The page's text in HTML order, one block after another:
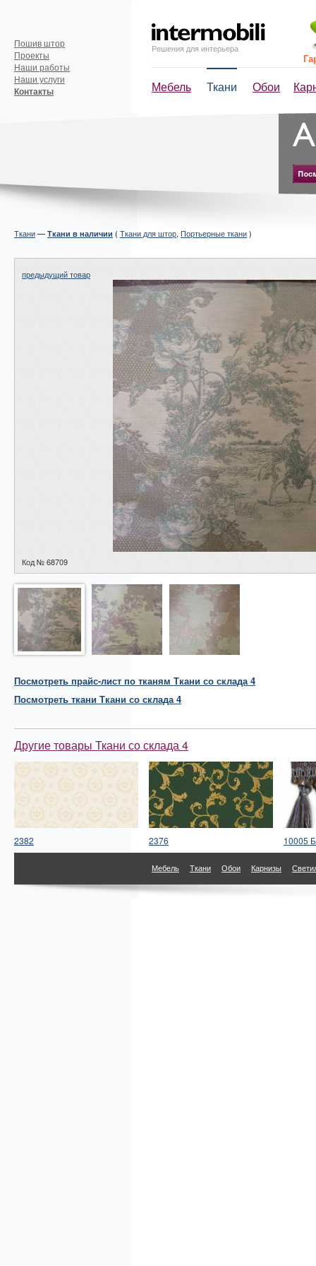
Решения для интерьера
Мебель Ткани Обои
Пошив штор
Проекты
Наши работы
Наши услуги
Контакты
Ткани— Ткани в наличии ( Ткани для штор, Портьерные ткани)
предыдущий товар
Код № 68709
Посмотреть прайс-лист по тканям Ткани со склада 4
Посмотреть ткани Ткани со склада 4
Другие товары Ткани со склада 4
2382 2376 10005
Мебель Ткани Обои Карнизы